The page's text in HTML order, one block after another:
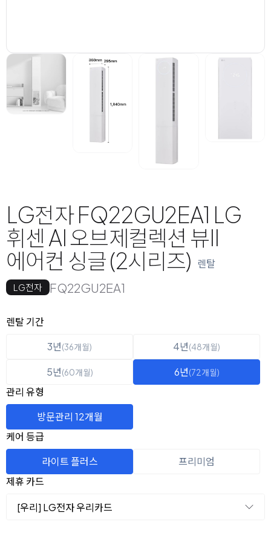
LG전자 FQ22GU2EA1 LG
휘센 AI 오브제컬렉션 뷰II
에어컨 싱글 (2시리즈) 렌탈
LG전자 FQ22GU2EA1
옵션 선택
렌탈 선택
렌탈 기간
3년(36개월) 4년(48개월)
5년(60개월) 6년(72개월)
관리 유형
방문관리 12개월
케어 등급
라이트 플러스
프리미엄
제휴 카드
[우리] LG전자 우리카드